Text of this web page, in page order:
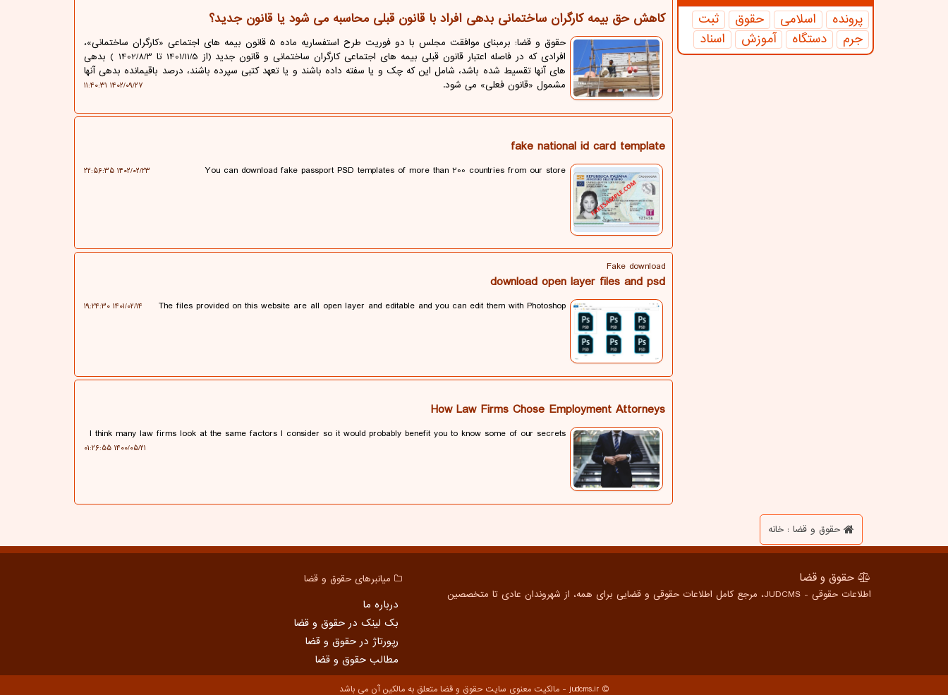
پرونده اسلامی حقوق
ثبت
جرم
دستگاه آموزش اسناد
کاهش حق بیمه کارگران ساختمانی بدهی افراد با قانون قبلی محاسبه می شود یا قانون جدید؟
حقوق و قضا: برمبنای موافقت مجلس با دو فوریت طرح استفساریه ماده 5 قانون بیمه های اجتماعی «کارگران ساختمانی»،
افرادی که در فاصله اعتبار قانون قبلی بیمه های اجتماعی کارگران ساختمانی و قانون جدید (از 1401/11/5 تا 1402/8/3 ) بدهی
های آنها تقسیط شده باشد، شامل این که چک و یا سفته داده باشند و یا تعهد کتبی سپرده باشند، درصد باقیمانده بدهی آنها
مشمول «قانون فعلی» می شود.
۱۴۰۲/۰۹/۲۷ ۱۱:۴۰:۳۱
fake national id card template
You can download fake passport PSD templates of more than 200 countries from our store ۱۴۰۲/۰۲/۲۳ ۲۲:۵۶:۳۵
Fake download
download open layer files and psd
The files provided on this website are all open layer and editable and you can edit them with Photoshop ۱۴۰۱/۰۲/۱۴ ۱۹:۲۴:۳۰
How Law Firms Chose Employment Attorneys
I think many law firms look at the same factors I consider so it would probably benefit you to know some of our secrets
۱۴۰۰/۰۵/۲۱ ۰۱:۲۶:۵۵
حقوق و قضا : خانه
حقوق و قضا
اطلاعات حقوقی - JUDCMS، مرجع کامل اطلاعات حقوقی و قضایی برای همه، از شهروندان عادی تا متخصصین
میانبرهای حقوق و قضا
درباره ما
بک لینک در حقوق و قضا
رپورتاژ در حقوق و قضا
مطالب حقوق و قضا